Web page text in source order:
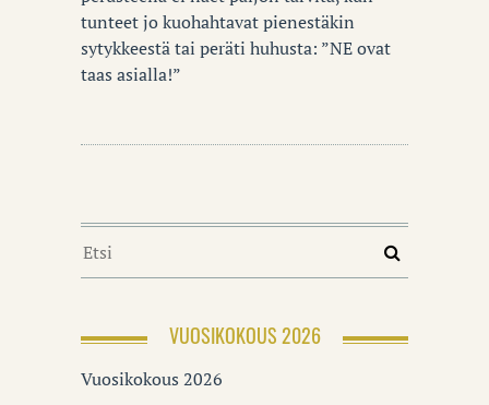
tunteet jo kuohahtavat pienestäkin
sytykkeestä tai peräti huhusta: ”NE ovat
taas asialla!”
VUOSIKOKOUS 2026
Vuosikokous 2026